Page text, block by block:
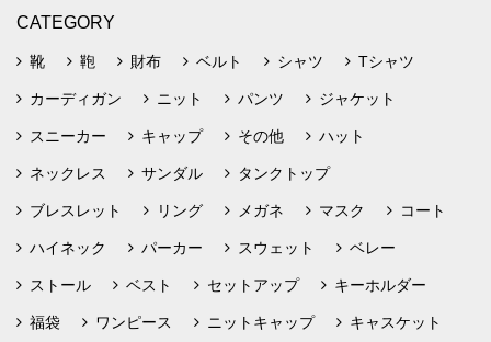
CATEGORY
靴 鞄 財布 ベルト シャツ Tシャツ
カーディガン ニット パンツ ジャケット
スニーカー キャップ その他 ハット
ネックレス サンダル タンクトップ
ブレスレット リング メガネ マスク コート
ハイネック パーカー スウェット ベレー
ストール ベスト セットアップ キーホルダー
福袋 ワンピース ニットキャップ キャスケット